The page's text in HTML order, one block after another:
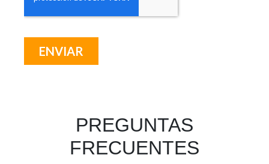
PREGUNTAS
FRECUENTES